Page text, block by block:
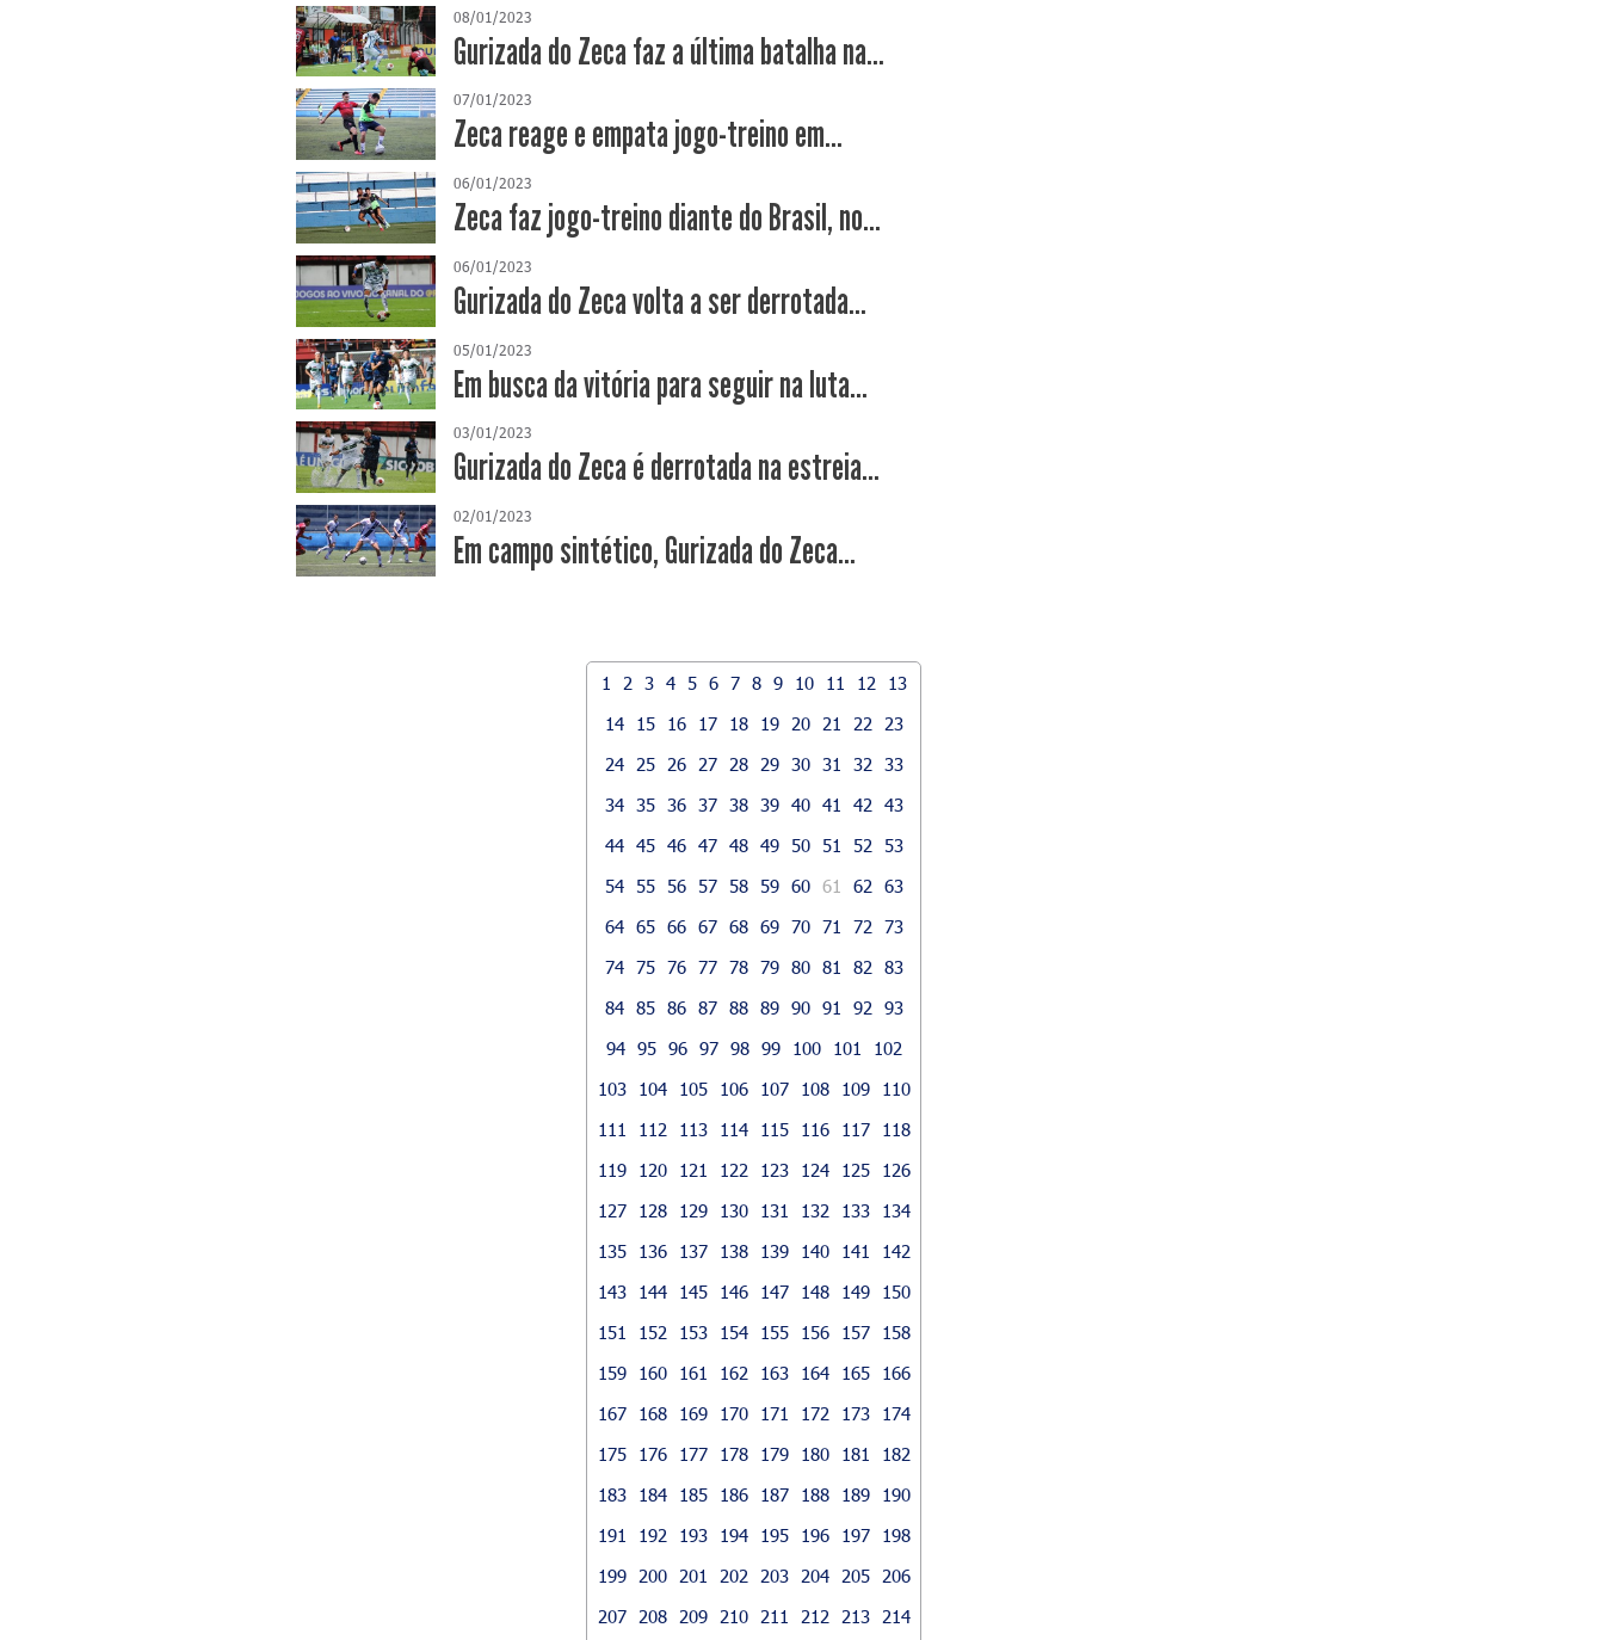
08/01/2023
Gurizada do Zeca faz a última batalha na...
07/01/2023
Zeca reage e empata jogo-treino em...
06/01/2023
Zeca faz jogo-treino diante do Brasil, no...
06/01/2023
Gurizada do Zeca volta a ser derrotada...
05/01/2023
Em busca da vitória para seguir na luta...
03/01/2023
Gurizada do Zeca é derrotada na estreia...
02/01/2023
Em campo sintético, Gurizada do Zeca...
1 2 3 4 5 6 7 8 9 10 11 12
13
14
15 16 17 18 19 20 21 22
23
24
25 26 27 28 29 30 31 32
33
34 35 36 37 38 39 40 41 42
43
44 45 46 47 48 49 50 51 52
53
54 55 56 57 58 59 60 61 62
63
64 65 66 67 68 69 70 71 72
73
74 75 76 77 78 79 80 81 82
83
84 85 86 87 88 89 90 91 92
93
94 95 96 97 98 99 100 101
102
103
104 105 106 107 108 109
110
111
112 113 114 115 116 117
118
119
120 121 122 123 124 125
126
127
128 129 130 131 132 133
134
135
136 137 138 139 140 141
142
143
144 145 146 147 148 149
150
151
152 153 154 155 156 157
158
159
160 161 162 163 164 165
166
167
168 169 170 171 172 173
174
175
176 177 178 179 180 181
182
183
184 185 186 187 188 189
190
191
192 193 194 195 196 197
198
199
200 201 202 203 204 205
206
207
208 209 210 211 212 213 214